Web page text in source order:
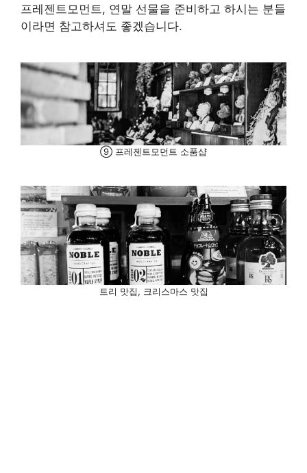
프레젠트모먼트, 연말 선물을 준비하고 하시는 분들
이라면 참고하셔도 좋겠습니다.
⑨ 프레젠트모먼트 소품샵
트리 맛집, 크리스마스 맛집